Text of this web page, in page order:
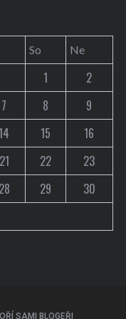
So Ne
1
2
7 8
9
15
16
21 22
23
28 29
30
SAMI BLOGEŘI